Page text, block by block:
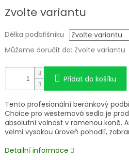
cena:
Zvolte variantu
Délka podbřišníku
Můžeme doručit do: Zvolte variantu
Přidat do košíku
Tento profesionální beránkový
Choice pro westernová sedla je
absolutní volnost v ramenou koně.
velmi vysokou úroveň pohodlí,
Detailní informace